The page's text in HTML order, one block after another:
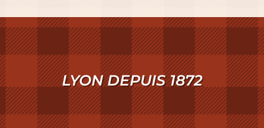
LYON DEPUIS 1872